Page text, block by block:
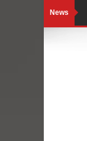
News